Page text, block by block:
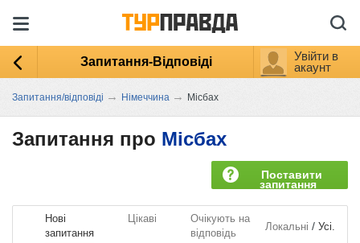
Запитання-Відповіді
Увійти в
акаунт
Запитання/відповіді → Німеччина → Місбах
Запитання про Місбах
Поставити
запитання
Нові
запитання
Цікаві
Очікують на
відповідь
Локальні / Усі.